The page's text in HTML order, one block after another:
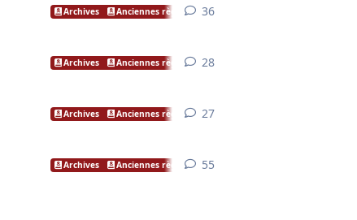
Archives Anciennes règles 36
Archives Anciennes règles 28
Archives Anciennes règles 27
Archives Anciennes règles 55